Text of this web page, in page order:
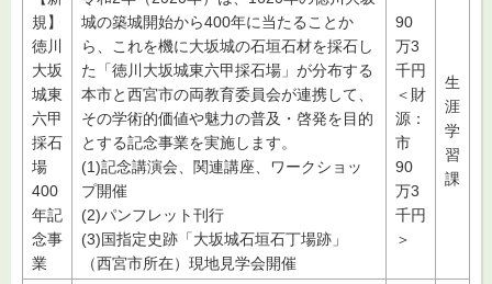
規】
徳川
大坂
城東
六甲
採石
場
400
年記
念事
業
城の築城開始から400年に当たることか
ら、これを機に大坂城の石垣石材を採石し
た「徳川大坂城東六甲採石場」が分布する
本市と西宮市の両教育委員会が連携して、
その学術的価値や魅力の普及・啓発を目的
とする記念事業を実施します。
(1)記念講演会、関連講座、ワークショッ
プ開催
(2)パンフレット刊行
(3)国指定史跡「大坂城石垣石丁場跡」
（西宮市所在）現地見学会開催
90
万3
千円
＜財
源：
市
90
万3
千円
＞
生
涯
学
習
課